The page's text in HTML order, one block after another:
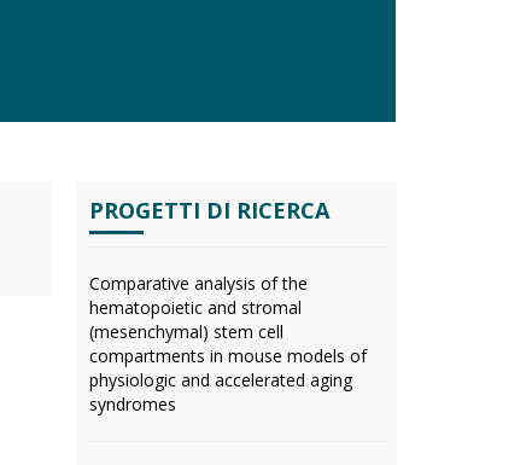
PROGETTI DI RICERCA
Comparative analysis of the
hematopoietic and stromal
(mesenchymal) stem cell
compartments in mouse models of
physiologic and accelerated aging
syndromes